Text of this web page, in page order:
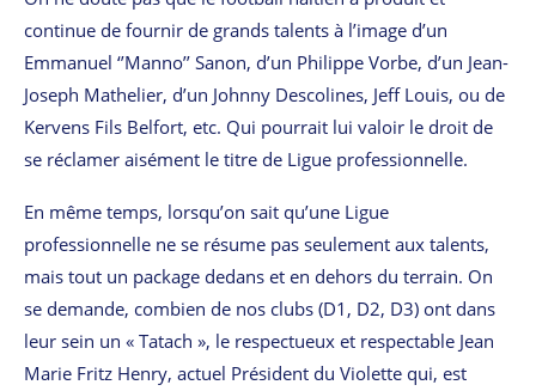
continue de fournir de grands talents à l’image d’un
Emmanuel ‘’Manno’’ Sanon, d’un Philippe Vorbe, d’un Jean-
Joseph Mathelier, d’un Johnny Descolines, Jeff Louis, ou de
Kervens Fils Belfort, etc. Qui pourrait lui valoir le droit de
se réclamer aisément le titre de Ligue professionnelle.
En même temps, lorsqu’on sait qu’une Ligue
professionnelle ne se résume pas seulement aux talents,
mais tout un package dedans et en dehors du terrain. On
se demande, combien de nos clubs (D1, D2, D3) ont dans
leur sein un « Tatach », le respectueux et respectable Jean
Marie Fritz Henry, actuel Président du Violette qui, est